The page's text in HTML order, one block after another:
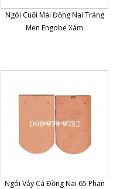
Ngói Cuối Mái Đồng Nai Tráng
Men Engobe Xám
Ngói Vảy Cá Đồng Nai 65 Phan